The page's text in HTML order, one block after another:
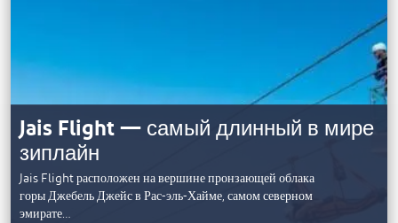
Jais Flight — самый длинный в мире
зиплайн
Jais Flight расположен на вершине пронзающей облака
горы Джебель Джейс в Рас-эль-Хайме, самом северном
эмирате…